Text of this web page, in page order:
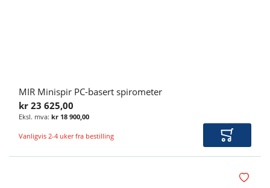
MIR Minispir PC-basert spirometer
kr 23 625,00
kr 18 900,00
Vanligvis 2-4 uker fra bestilling Legg i
Legg i